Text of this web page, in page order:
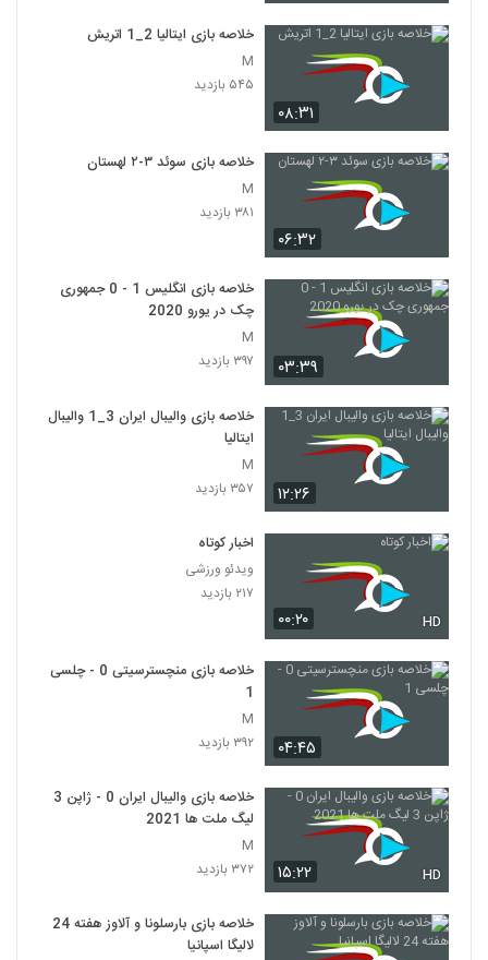
۰۸:۳۱
خلاصه بازی ایتالیا 2_1 اتريش
M
۵۴۵ بازدید
۰۶:۳۲
خلاصه بازی سوئد ۳-۲ لهستان
M
۳۸۱ بازدید
۰۳:۳۹
خلاصه بازی انگلیس 1 - 0 جمهوری
چک در یورو 2020
M
۳۹۷ بازدید
۱۲:۲۶
خلاصه بازی والیبال ایران 3_1 والیبال
ایتالیا
M
۳۵۷ بازدید
۰۰:۲۰ HD
اخبار کوتاه
ویدئو ورزشی
۲۱۷ بازدید
۰۴:۴۵
خلاصه بازی منچسترسیتی 0 - چلسی
1
M
۳۹۲ بازدید
۱۵:۲۲ HD
خلاصه بازی والیبال ایران 0 - ژاپن 3
لیگ ملت ها 2021
M
۳۷۲ بازدید
خلاصه بازی بارسلونا و آلاوز هفته 24
لالیگا اسپانیا